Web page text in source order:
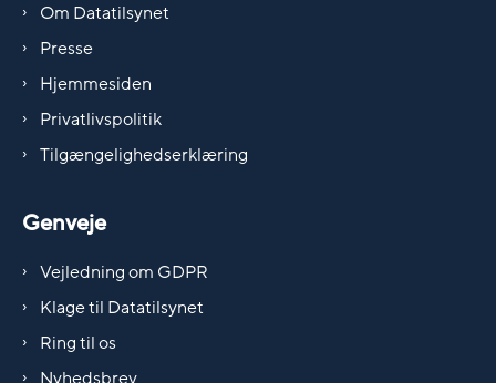
Om Datatilsynet
Presse
Hjemmesiden
Privatlivspolitik
Tilgængelighedserklæring
Genveje
Vejledning om GDPR
Klage til Datatilsynet
Ring til os